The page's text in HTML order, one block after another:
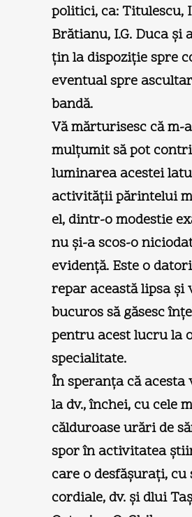
politici, ca: Titulescu,
Brătianu, I.G. Duca şi
ţin la dispoziţie spre
eventual spre
bandă.
Vă mărturisesc că m-
mulţumit să pot
luminarea acestei
activităţii părintelui
el, dintr-o modestie
nu şi-a scos-o
evidenţă. Este o
repar această lipsa şi
bucuros să găsesc
pentru acest lucru la
specialitate.
În speranţa că acesta
la dv., închei, cu cele
călduroase urări de
spor în activitatea
care o desfăşuraţi,
cordiale, dv. şi dlui